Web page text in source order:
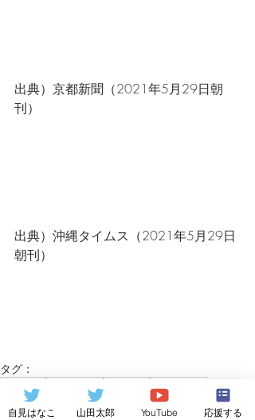
出典）京都新聞（2021年5月29日朝
刊）
出典）沖縄タイムス（2021年5月29日
朝刊）
タグ：
メディア
地方自治体
第二次提言
メディア掲載
自見はなこ 山田太郎 YouTube 応援する